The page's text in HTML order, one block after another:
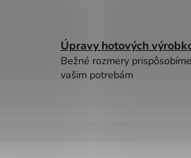
Úpravy hotových
Bežné rozmery prispôsobíme
vašim potrebám